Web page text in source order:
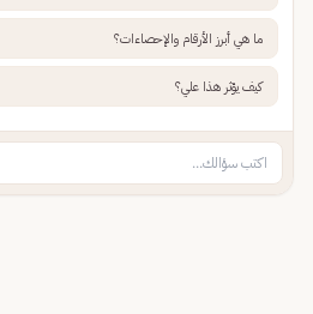
ما هي أبرز الأرقام والإحصاءات؟
كيف يؤثر هذا علي؟